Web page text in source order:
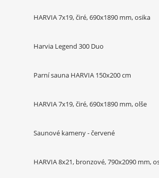
HARVIA 7x19, čiré, 690x1890 mm, osika
Harvia Legend 300 Duo
Parní sauna HARVIA 150x200 cm
HARVIA 7x19, čiré, 690x1890 mm, olše
Saunové kameny - červené
HARVIA 8x21, bronzové, 790x2090 mm,